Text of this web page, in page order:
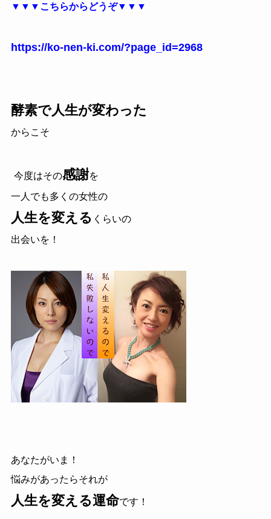
▼▼▼こちらからどうぞ▼▼▼
https://ko-nen-ki.com/?page_id=2968
酵素で人生が変わった
からこそ
今度はその感謝を
一人でも多くの女性の
人生を変える くらいの
出会いを！
あなたがいま！
悩みがあったらそれが
人生を変える運命です！